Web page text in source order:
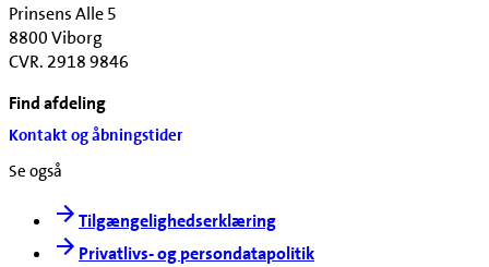
Prinsens Alle 5
8800 Viborg
CVR. 2918 9846
Find afdeling
Kontakt og åbningstider
Se også
Tilgængelighedserklæring
Privatlivs- og persondatapolitik